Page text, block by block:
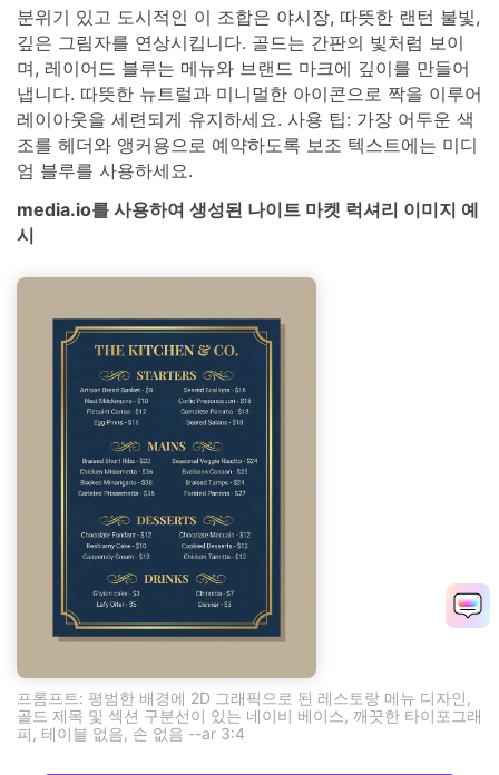
분위기 있고 도시적인 이 조합은 야시장, 따뜻한 랜턴 불빛,
깊은 그림자를 연상시킵니다. 골드는 간판의 빛처럼 보이
며, 레이어드 블루는 메뉴와 브랜드 마크에 깊이를 만들어
냅니다. 따뜻한 뉴트럴과 미니멀한 아이콘으로 짝을 이루어
레이아웃을 세련되게 유지하세요. 사용 팁: 가장 어두운 색
조를 헤더와 앵커용으로 예약하도록 보조 텍스트에는 미디
엄 블루를 사용하세요.
media.io를 사용하여 생성된 나이트 마켓 럭셔리 이미지 예
시
프롬프트: 평범한 배경에 2D 그래픽으로 된 레스토랑 메뉴 디자인,
골드 제목 및 섹션 구분선이 있는 네이비 베이스, 깨끗한 타이포그래
피, 테이블 없음, 손 없음 --ar 3:4